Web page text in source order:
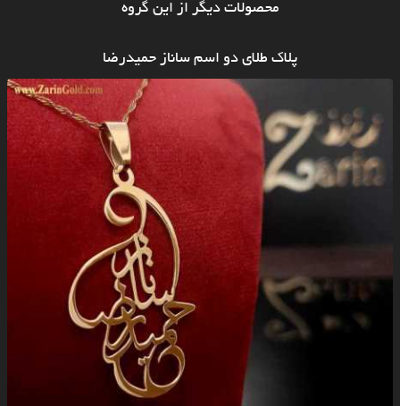
محصولات دیگر از این گروه
پلاک طلای دو اسم ساناز حمیدرضا